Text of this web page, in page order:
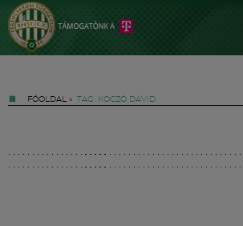
FŐOLDAL » TAG: KOCZÓ DÁVID